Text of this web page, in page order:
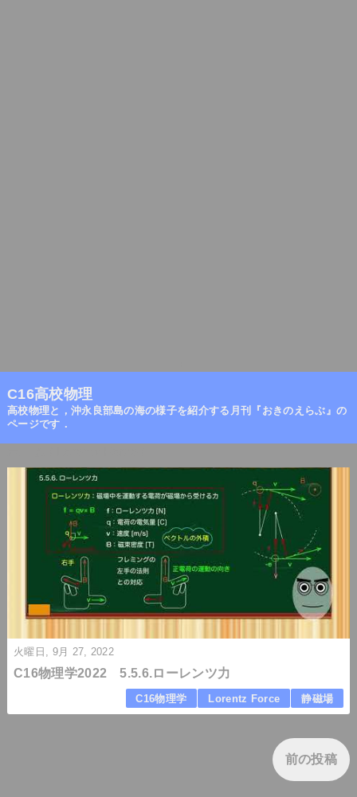
C16高校物理
高校物理と，沖永良部島の海の様子を紹介する月刊『おきのえらぶ』の
ページです．
火曜日, 9月 27, 2022
C16物理学2022 5.5.6.ローレンツ力
C16物理学 Lorentz Force 静磁場
前の投稿